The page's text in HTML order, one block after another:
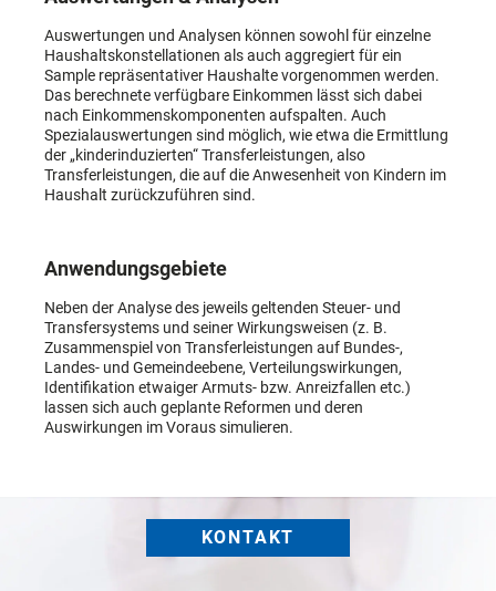
Auswertungen und Analysen können sowohl für einzelne
Haushaltskonstellationen als auch aggregiert für ein
Sample repräsentativer Haushalte vorgenommen werden.
Das berechnete verfügbare Einkommen lässt sich dabei
nach Einkommenskomponenten aufspalten. Auch
Spezialauswertungen sind möglich, wie etwa die Ermittlung
der „kinderinduzierten“ Transferleistungen, also
Transferleistungen, die auf die Anwesenheit von Kindern im
Haushalt zurückzuführen sind.
Anwendungsgebiete
Neben der Analyse des jeweils geltenden Steuer- und
Transfersystems und seiner Wirkungsweisen (z. B.
Zusammenspiel von Transferleistungen auf Bundes-,
Landes- und Gemeindeebene, Verteilungswirkungen,
Identifikation etwaiger Armuts- bzw. Anreizfallen etc.)
lassen sich auch geplante Reformen und deren
Auswirkungen im Voraus simulieren.
KONTAKT